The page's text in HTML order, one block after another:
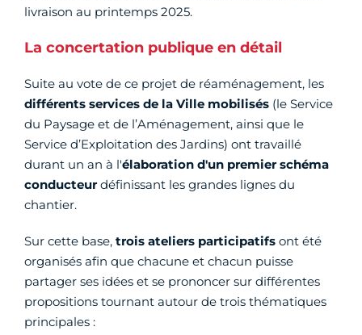
livraison au printemps 2025.
La concertation publique en détail
Suite au vote de ce projet de réaménagement, les
différents services de la Ville mobilisés (le Service
du Paysage et de l’Aménagement, ainsi que le
Service d’Exploitation des Jardins) ont travaillé
durant un an à l'élaboration d'un premier schéma
conducteurdéfinissant les grandes lignes du
chantier.
Sur cette base, trois ateliers participatifs ont été
organisés afin que chacune et chacun puisse
partager ses idées et se prononcer sur différentes
propositions tournant autour de trois thématiques
principales :